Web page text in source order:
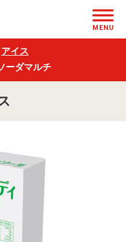
MENU
アイス
ーダマルチ